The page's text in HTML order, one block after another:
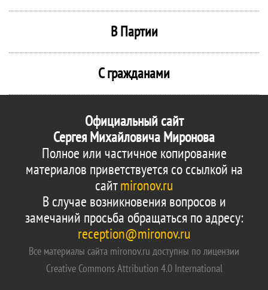
В Партии
С гражданами
Официальный сайт
Сергея Михайловича Миронова
Полное или частичное копирование
материалов приветствуется со ссылкой на
сайтmironov.ru
В случае возникновения вопросов и
замечаний просьба обращаться по адресу:
reception@mironov.ru
Все материалы сайта mironov.ru доступны по лицензии
Creative Commons Attribution 4.0 International